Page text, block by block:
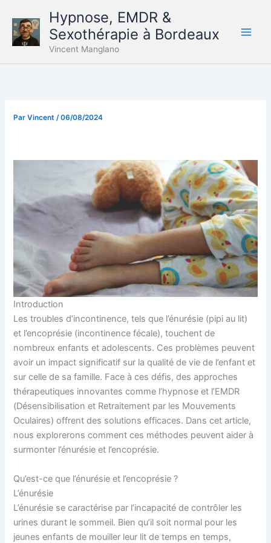
contenu
Hypnose, EMDR &
Sexothérapie à Bordeaux
Vincent Manglano
ParVincent/06/08/2024
Introduction
Les troubles d’incontinence, tels que l’énurésie (pipi au lit)
et l’encoprésie (incontinence fécale), touchent de
nombreux enfants et adolescents. Ces problèmes peuvent
avoir un impact significatif sur la qualité de vie de l’enfant et
sur celle de sa famille. Face à ces défis, des approches
thérapeutiques innovantes comme l’hypnose et l’EMDR
(Désensibilisation et Retraitement par les Mouvements
Oculaires) offrent des solutions efficaces. Dans cet article,
nous explorerons comment ces méthodes peuvent aider à
surmonter l’énurésie et l’encoprésie.
Qu’est-ce que l’énurésie et l’encoprésie ?
L’énurésie
L’énurésie se caractérise par l’incapacité de contrôler les
urines durant le sommeil. Bien qu’il soit normal pour les
jeunes enfants de mouiller leur lit de temps en temps,